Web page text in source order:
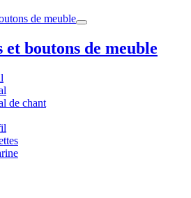
de meuble
et boutons de meuble
de chant